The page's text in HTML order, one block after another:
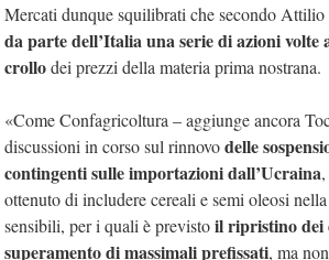
Mercati dunque squilibrati che secondo Attilio
da parte dell’Italia una serie di azioni volte
crollodei prezzi della materia prima nostrana.
«Come Confagricoltura – aggiunge ancora
discussioni in corso sul rinnovodelle
contingenti sulle importazioni dall’Ucraina
ottenuto di includere cereali e semi oleosi
sensibili, per i quali è previstoil ripristino dei
superamento di massimali prefissati, ma